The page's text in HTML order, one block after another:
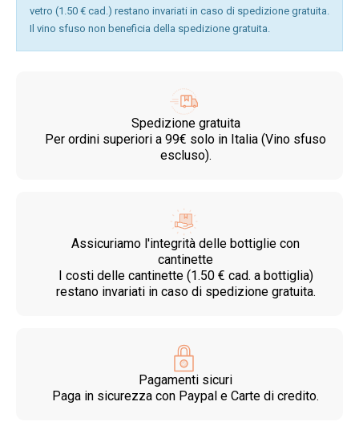
vetro (1.50 € cad.) restano invariati in caso di spedizione gratuita.
Il vino sfuso non beneficia della spedizione gratuita.
Spedizione gratuita
Per ordini superiori a 99€ solo in Italia (Vino sfuso
escluso).
Assicuriamo l'integrità delle bottiglie con
cantinette
I costi delle cantinette (1.50 € cad. a bottiglia)
restano invariati in caso di spedizione gratuita.
Pagamenti sicuri
Paga in sicurezza con Paypal e Carte di credito.